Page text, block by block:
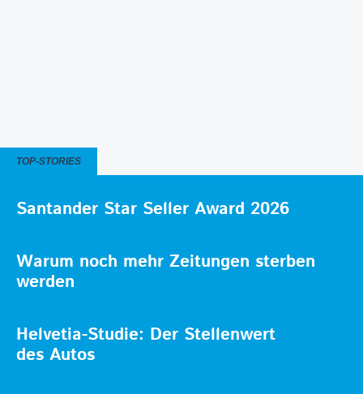
TOP-STORIES
Santander Star Seller Award 2026
Warum noch mehr Zeitungen sterben
werden
Helvetia-Studie: Der Stellenwert
des Autos